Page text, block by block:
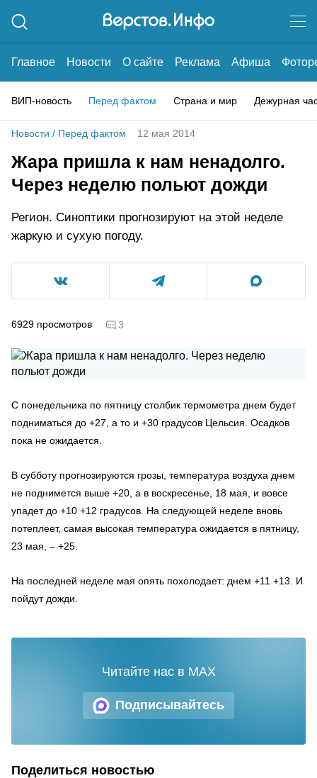
Главное Новости О сайте Реклама Афиша
ВИП-новость Перед фактом Страна и мир Дежурная
Новости / Перед фактом 12 мая 2014
Жара пришла к нам ненадолго.
Через неделю польют дожди
Регион. Синоптики прогнозируют на этой неделе
жаркую и сухую погоду.
6929 просмотров 3
С понедельника по пятницу столбик термометра днем будет
подниматься до +27, а то и +30 градусов Цельсия. Осадков
пока не ожидается.
В субботу прогнозируются грозы, температура воздуха днем
не поднимется выше +20, а в воскресенье, 18 мая, и вовсе
упадет до +10 +12 градусов. На следующей неделе вновь
потеплеет, самая высокая температура ожидается в пятницу,
23 мая, – +25.
На последней неделе мая опять похолодает: днем +11 +13. И
пойдут дожди.
Подписывайтесь
Читайте нас в MAX
Поделиться новостью